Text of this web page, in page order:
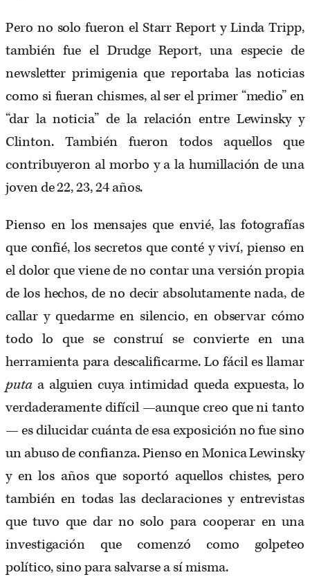
Pero no solo fueron el Starr Report y Linda Tripp,
también fue el Drudge Report, una especie de
newsletter primigenia que reportaba las noticias
como si fueran chismes, al ser el primer “medio” en
“dar la noticia” de la relación entre Lewinsky y
Clinton. También fueron todos aquellos que
contribuyeron al morbo y a la humillación de una
joven de 22, 23, 24 años.
Pienso en los mensajes que envié, las fotografías
que confié, los secretos que conté y viví, pienso en
el dolor que viene de no contar una versión propia
de los hechos, de no decir absolutamente nada, de
callar y quedarme en silencio, en observar cómo
todo lo que se construí se convierte en una
herramienta para descalificarme. Lo fácil es llamar
puta a alguien cuya intimidad queda expuesta, lo
verdaderamente difícil —aunque creo que ni tanto
— es dilucidar cuánta de esa exposición no fue sino
un abuso de confianza. Pienso en Monica Lewinsky
y en los años que soportó aquellos chistes, pero
también en todas las declaraciones y entrevistas
que tuvo que dar no solo para cooperar en una
investigación que comenzó como golpeteo
político, sino para salvarse a sí misma.